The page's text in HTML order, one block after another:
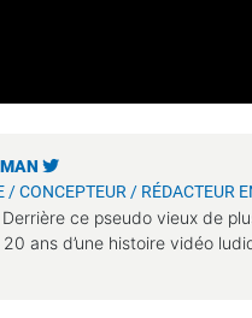
/ CONCEPTEUR / RÉDACTEUR
ce pseudo vieux de
ans d’une histoire vidéo